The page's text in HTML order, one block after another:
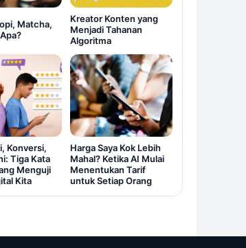
Matcha,
Kreator Konten yang
Menjadi Tahanan
Algoritma
Konversi,
Tiga Kata
Menguji
Kita
Harga Saya Kok Lebih
Mahal? Ketika AI Mulai
Menentukan Tarif
untuk Setiap Orang